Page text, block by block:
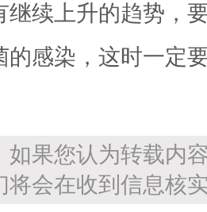
继续上升的趋势，
的感染，这时一定
如果您认为转载内
将会在收到信息核